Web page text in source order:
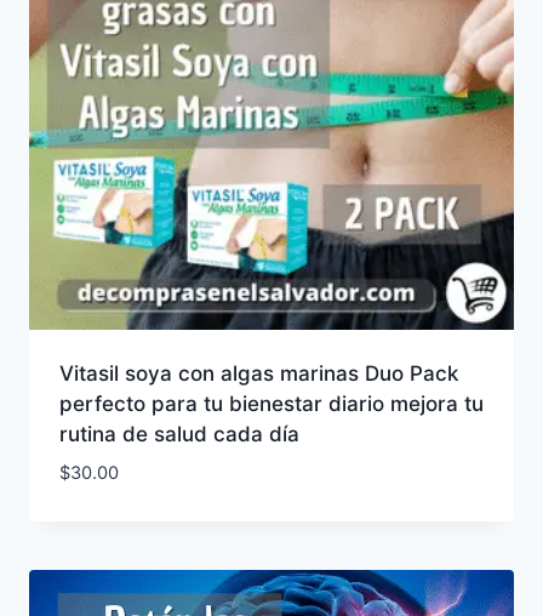
Vitasil soya con algas marinas Duo Pack
perfecto para tu bienestar diario mejora tu
rutina de salud cada día
$30.00